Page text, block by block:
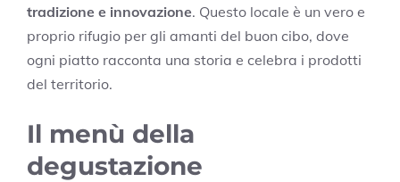
tradizione e innovazione. Questo locale è un vero e
proprio rifugio per gli amanti del buon cibo, dove
ogni piatto racconta una storia e celebra i prodotti
del territorio.
Il menù della
degustazione